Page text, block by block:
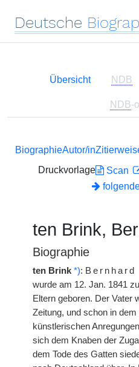
Deutsche
Übersicht NDB
NDB-
BiographieAutor/in
Druckvorlage
Scan
ten Brink,
Biographie
ten Brink *): Bernhard
wurde am 12. Jan. 1841
Eltern geboren. Der Vater
Zeitung, und schon in
künstlerischen
sich dem Knaben der
dem Tode des Gatten